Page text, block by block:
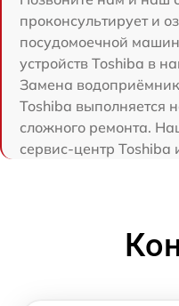
проконсультирует и
посудомоечной
устройств Toshiba в
Замена
Toshiba выполняется
сложного ремонта.
сервис-центр Toshiba